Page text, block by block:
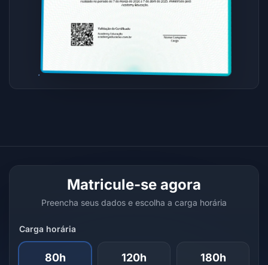
Matricule-se agora
Preencha seus dados e escolha a carga horária
Carga horária
80h 120h 180h